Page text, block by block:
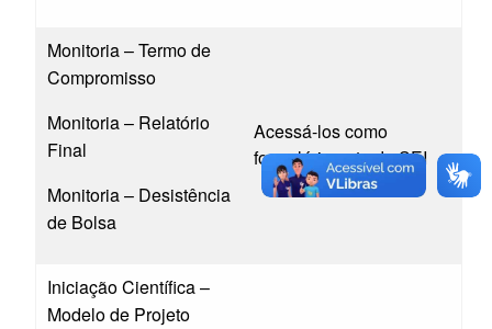
Monitoria – Termo de
Compromisso
Monitoria – Relatório
Final
Monitoria – Desistência
de Bolsa
Acessá-los como
formulário nato do SEI
Iniciação Científica –
Modelo de Projeto